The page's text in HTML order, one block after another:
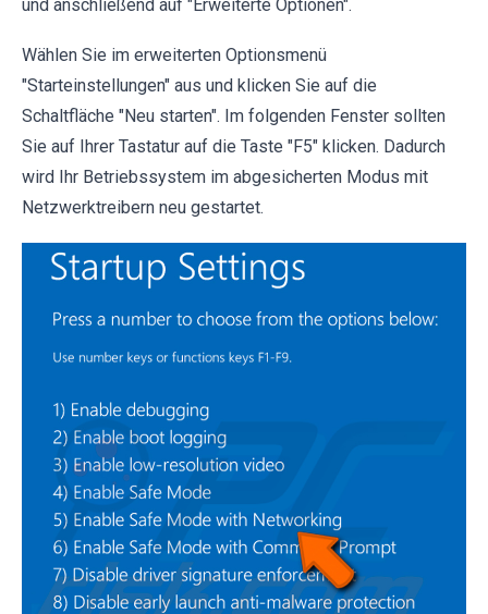
und anschließend auf "Erweiterte Optionen".
Wählen Sie im erweiterten Optionsmenü
"Starteinstellungen" aus und klicken Sie auf die
Schaltfläche "Neu starten". Im folgenden Fenster sollten
Sie auf Ihrer Tastatur auf die Taste "F5" klicken. Dadurch
wird Ihr Betriebssystem im abgesicherten Modus mit
Netzwerktreibern neu gestartet.